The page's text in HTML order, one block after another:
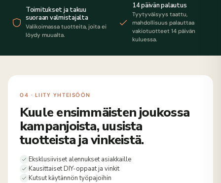
Toimitukset ja takuu
suoraan valmistajalta
Valikoimassa tuotteita, joita ei
löydy muualta.
14 päivän palautus
Tyytyväisyys taattu,
mahdollisuus palauttaa
vakiotuotteet 14 päivän
kuluessa.
04 · LIITY YHTEISÖÖN
Kuule ensimmäisten joukossa
kampanjoista, uusista
tuotteista ja vinkeistä.
Eksklusiiviset alennukset asiakkaille
Kausittaiset DIY-oppaat ja vinkit
Kutsut käytännön työpajoihin